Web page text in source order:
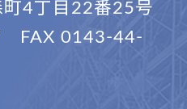
4丁目22番25号
FAX 0143-44-